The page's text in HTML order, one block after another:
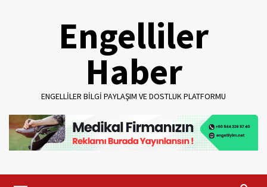
Engelliler
Haber
ENGELLILER BILGI PAYLAŞIM VE DOSTLUK PLATFORMU